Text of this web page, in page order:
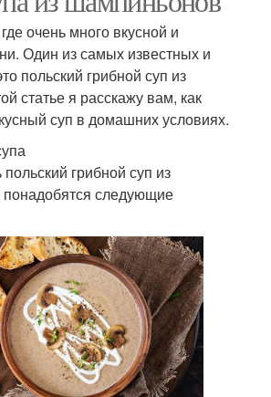
очень много вкусной и
Один из самых известных и
польский грибной суп из
статье я расскажу вам, как
суп в домашних условиях.
грибной суп из
следующие